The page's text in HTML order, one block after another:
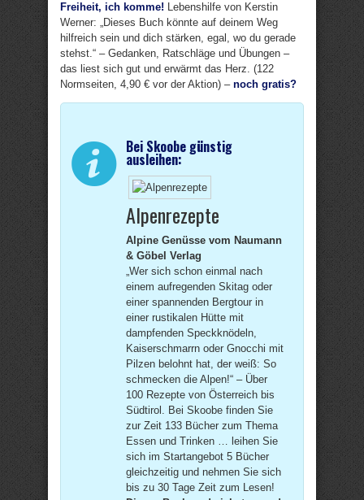
Freiheit, ich komme! Lebenshilfe von Kerstin
Werner: „Dieses Buch könnte auf deinem Weg
hilfreich sein und dich stärken, egal, wo du gerade
stehst.“ – Gedanken, Ratschläge und Übungen –
das liest sich gut und erwärmt das Herz. (122
Normseiten, 4,90 € vor der Aktion) – noch gratis?
Bei Skoobe günstig
ausleihen:
Alpenrezepte
Alpine Genüsse vom Naumann
& Göbel Verlag
„Wer sich schon einmal nach
einem aufregenden Skitag oder
einer spannenden Bergtour in
einer rustikalen Hütte mit
dampfenden Speckknödeln,
Kaiserschmarrn oder Gnocchi mit
Pilzen belohnt hat, der weiß: So
schmecken die Alpen!“ – Über
100 Rezepte von Österreich bis
Südtirol. Bei Skoobe finden Sie
zur Zeit 133 Bücher zum Thema
Essen und Trinken … leihen Sie
sich im Startangebot 5 Bücher
gleichzeitig und nehmen Sie sich
bis zu 30 Tage Zeit zum Lesen!